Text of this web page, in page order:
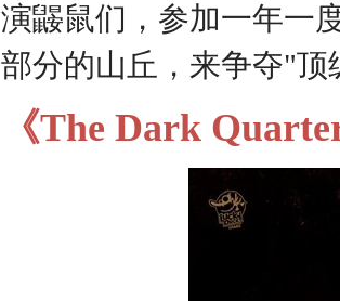
演鼹鼠们，参加一年一
部分的山丘，来争夺"
《The Dark